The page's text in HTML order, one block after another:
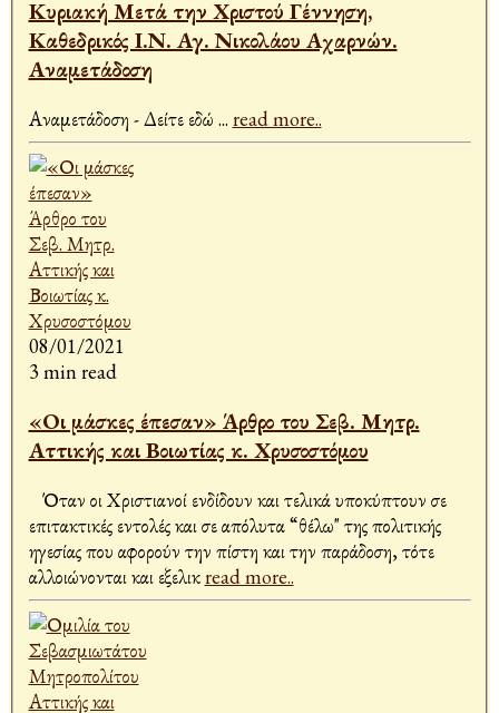
Κυριακή Μετά την Χριστού Γέννηση,
Καθεδρικός Ι.Ν. Αγ. Νικολάου Αχαρνών.
Αναμετάδοση
Αναμετάδοση - Δείτε εδώ ... read more..
08/01/2021
3 min read
«Οι μάσκες έπεσαν» Άρθρο του Σεβ. Μητρ.
Αττικής και Βοιωτίας κ. Χρυσοστόμου
Όταν οι Χριστιανοί ενδίδουν και τελικά υποκύπτουν σε
επιτακτικές εντολές και σε απόλυτα “θέλω" της πολιτικής
ηγεσίας που αφορούν την πίστη και την παράδοση, τότε
αλλοιώνονται και εξελικread more..